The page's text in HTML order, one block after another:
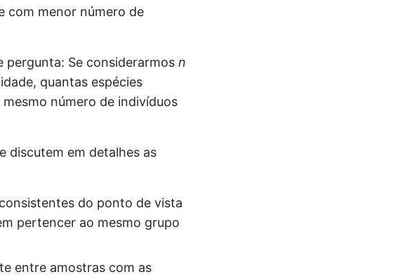
com menor número de
Se considerarmos n
quantas espécies
número de indivíduos
discutem em detalhes as
do ponto de vista
pertencer ao mesmo grupo
entre amostras com as